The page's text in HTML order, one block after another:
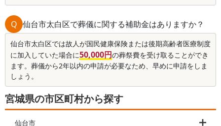
Q 仙台市太白区で葬儀に関する補助金はありますか？
仙台市太白区では故人が国民健康保険または後期高齢者医療制度
に加入していた場合に50,000円の葬祭費を受け取ることができ
ます。葬儀から2年以内の申請が必要なため、早めに申請をしま
しょう。
宮城県の市区町村から探す
仙台市